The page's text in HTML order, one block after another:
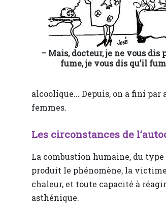
– Mais, docteur, je ne vous dis
fume, je vous dis qu’il
alcoolique... Depuis, on a fini
femmes.
Les circonstances de
La combustion humaine, du
produit le phénomène, la
chaleur, et toute capacité à
asthénique.